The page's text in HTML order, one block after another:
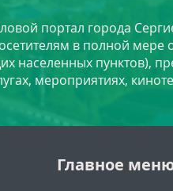
портал города
в полной
населенных пунктов),
мероприятиях,
Главное